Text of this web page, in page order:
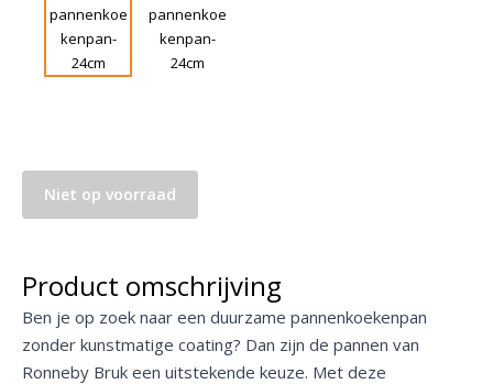
Niet op voorraad
Product omschrijving
Ben je op zoek naar een duurzame pannenkoekenpan
zonder kunstmatige coating? Dan zijn de pannen van
Ronneby Bruk een uitstekende keuze. Met deze